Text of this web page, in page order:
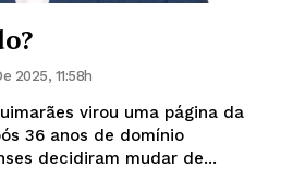
2025, 11:58h
virou uma página da
36 anos de domínio
decidiram mudar de...